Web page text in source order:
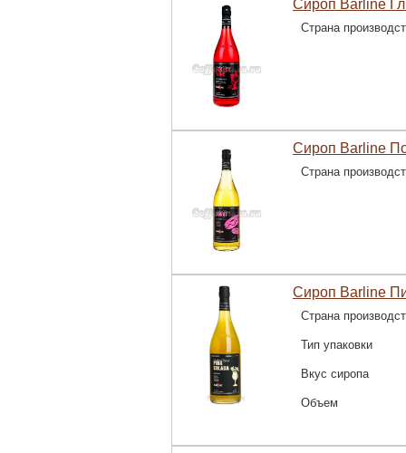
Сироп Barline
Страна
Сироп Barline
Страна
Сироп Barline
Страна
Тип упаковки
Вкус сиропа
Объем